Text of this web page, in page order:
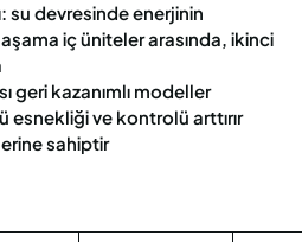
su devresinde enerjinin
iç üniteler arasında, ikinci
geri kazanımlı modeller
esnekliği ve kontrolü arttırır
sahiptir